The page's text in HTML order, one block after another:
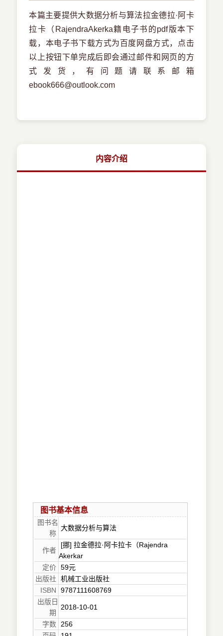
本篇主要提供大数据分析与算法拉金德拉·阿卡
拉卡（RajendraAkerka籍电子书的pdf版本下
载，本电子书下载方式为百度网盘方式，点击
以上按钮下单完成后即会通过邮件和网页的方
式发货，有问题请联系邮箱
ebook666@outlook.com
内容介绍
图书基本信息
图书名
称
大数据分析与算法
作者
[挪] 拉金德拉·阿卡拉卡（Rajendra
Akerkar
定价 59元
出版社
机械工业出版社
ISBN
9787111608769
出版日
期
2018-10-01
字数 256